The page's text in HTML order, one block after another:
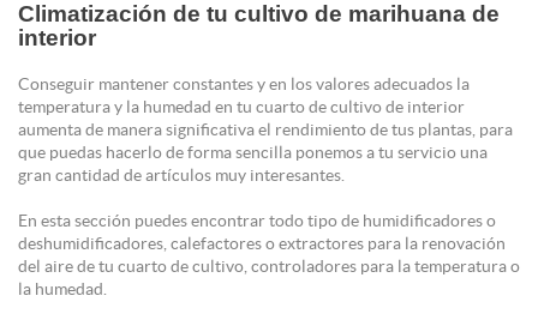
Climatización de tu cultivo de marihuana de
interior
Conseguir mantener constantes y en los valores adecuados la
temperatura y la humedad en tu cuarto de cultivo de interior
aumenta de manera significativa el rendimiento de tus plantas, para
que puedas hacerlo de forma sencilla ponemos a tu servicio una
gran cantidad de artículos muy interesantes.
En esta sección puedes encontrar todo tipo de humidificadores o
deshumidificadores, calefactores o extractores para la renovación
del aire de tu cuarto de cultivo, controladores para la temperatura o
la humedad.